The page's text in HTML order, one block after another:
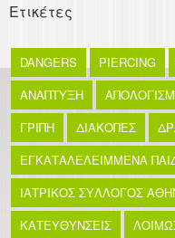
Ετικέτες
DANGERS PIERCING
ΑΝΑΠΤΥΞΗ
ΓΡΙΠΗ
ΔΙΑΚΟΠΕΣ
ΕΓΚΑΤΑΛΕΛΕΙΜΜΕΝΑ
ΙΑΤΡΙΚΟΣ ΣΥΛΛΟΓΟΣ
ΚΑΤΕΥΘΥΝΣΕΙΣ